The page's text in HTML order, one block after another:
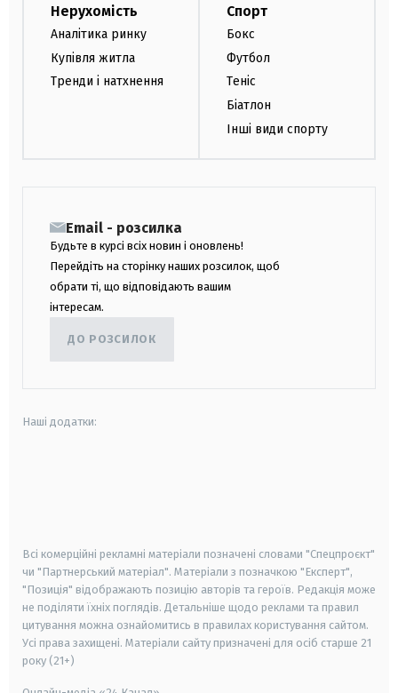
Нерухомість
Аналітика ринку
Купівля житла
Тренди і натхнення
Спорт
Бокс
Футбол
Теніс
Біатлон
Інші види спорту
Email - розсилка
Будьте в курсі всіх новин і оновлень!
Перейдіть на сторінку наших розсилок, щоб
обрати ті, що відповідають вашим
інтересам.
ДО РОЗСИЛОК
Наші додатки:
Всі комерційні рекламні матеріали позначені словами "Спецпроєкт"
чи "Партнерський матеріал". Матеріали з позначкою "Експерт",
"Позиція" відображають позицію авторів та героїв. Редакція може
не поділяти їхніх поглядів. Детальніше щодо реклами та правил
цитування можна ознайомитись в правилах користування сайтом.
Усі права захищені. Матеріали сайту призначені для осіб старше 21
року (21+)